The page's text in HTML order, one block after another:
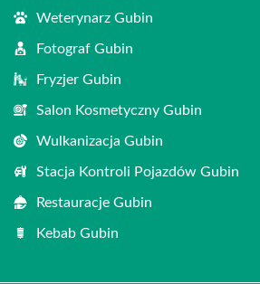
Weterynarz Gubin
Fotograf Gubin
Fryzjer Gubin
Salon Kosmetyczny Gubin
Wulkanizacja Gubin
Stacja Kontroli Pojazdów Gubin
Restauracje Gubin
Kebab Gubin